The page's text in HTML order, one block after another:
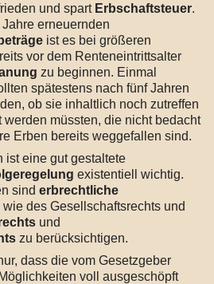
und spart Erbschaftsteuer.
erneuernden
ist es bei größeren
vor dem Renteneintrittsalter
zu beginnen. Einmal
spätestens nach fünf Jahren
ob sie inhaltlich noch zutreffen
müssten, die nicht bedacht
Erben bereits weggefallen sind.
ist eine gut gestaltete
existentiell wichtig.
sind erbrechtliche
des Gesellschaftsrechts und
und
zu berücksichtigen.
dass die vom Gesetzgeber
voll ausgeschöpft